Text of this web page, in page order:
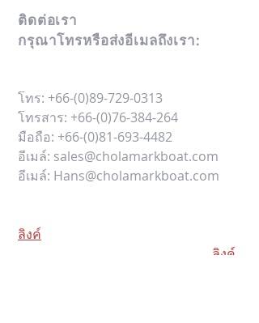
ติดต่อเรา
กรุณาโทรหรือส่งอีเมลถึงเรา:
โทร: +66-(0)89-729-0313
โทรสาร: +66-(0)76-384-264
มือถือ: +66-(0)81-693-4482
อีเมล์: sales@cholamarkboat.com
อีเมล์: Hans@cholamarkboat.com
ลิงค์
ลิงค์